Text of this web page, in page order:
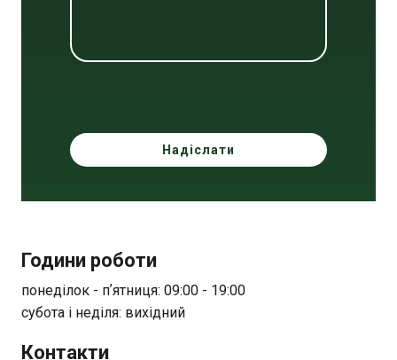
Надіслати
Години роботи
понеділок - пʼятниця: 09:00 - 19:00
субота і неділя: вихідний
Контакти